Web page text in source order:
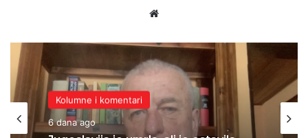
Kolumne i komentari
Kolumne i komentari
1 tjedan ago